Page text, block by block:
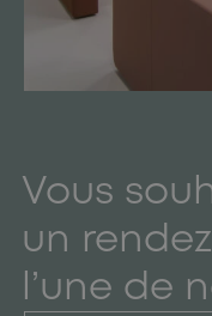
Vous
un
l’une de